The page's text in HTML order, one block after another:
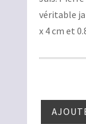
véritable
x 4 cm et
quantité